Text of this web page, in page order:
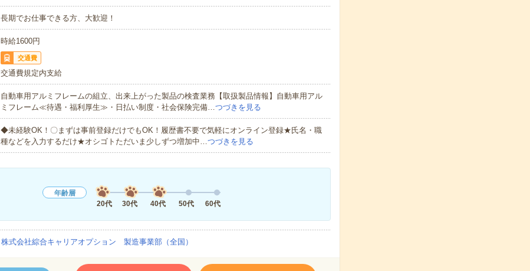
長期でお仕事できる方、大歓迎！
時給1600円
交通費
交通費規定内支給
自動車用アルミフレームの組立、出来上がった製品の検査業務【取扱製品情報】自動車用アル
ミフレーム≪待遇・福利厚生≫・日払い制度・社会保険完備…つづきを見る
◆未経験OK！〇まずは事前登録だけでもOK！履歴書不要で気軽にオンライン登録★氏名・職
種などを入力するだけ★オシゴトただいま少しずつ増加中…つづきを見る
年齢層
20代
30代 40代 50代 60代
株式会社綜合キャリアオプション 製造事業部（全国）